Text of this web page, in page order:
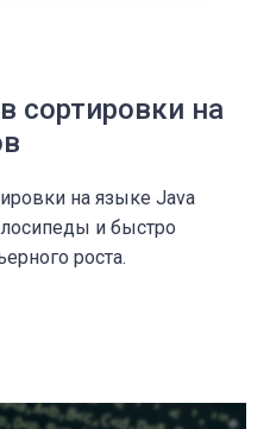
сортировки на
на языке Java
и быстро
роста.